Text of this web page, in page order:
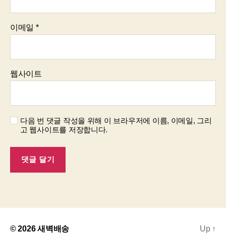
이메일 *
웹사이트
다음 번 댓글 작성을 위해 이 브라우저에 이름, 이메일, 그리
고 웹사이트를 저장합니다.
© 2026새벽배송 Up ↑